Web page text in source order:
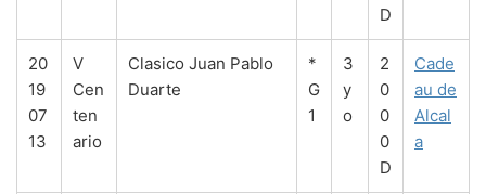
D
20
19
07
13
V
Cen
ten
ario
Clasico Juan Pablo
Duarte
*
G
1
3
y
o
2
0
0
0
D
Cade
au de
Alcal
a